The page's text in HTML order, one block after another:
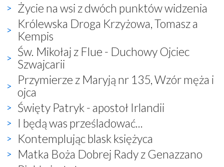
Życie na wsi z dwóch punktów widzenia
Królewska Droga Krzyżowa, Tomasz a
Kempis
Św. Mikołaj z Flue - Duchowy Ojciec
Szwajcarii
Przymierze z Maryją nr 135, Wzór męża i
ojca
Święty Patryk - apostoł Irlandii
I będą was prześladować...
Kontemplując blask księżyca
Matka Boża Dobrej Rady z Genazzano